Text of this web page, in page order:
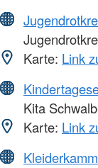
Karte: Link
Kita
Karte: Link